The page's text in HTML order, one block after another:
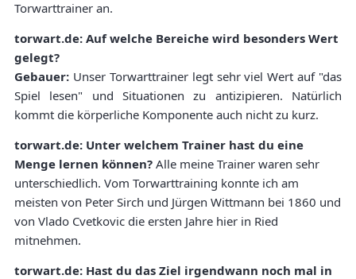
Torwarttrainer an.
torwart.de: Auf welche Bereiche wird besonders Wert
gelegt?
Gebauer: Unser Torwarttrainer legt sehr viel Wert auf "das
Spiel lesen" und Situationen zu antizipieren. Natürlich
kommt die körperliche Komponente auch nicht zu kurz.
torwart.de: Unter welchem Trainer hast du eine
Menge lernen können? Alle meine Trainer waren sehr
unterschiedlich. Vom Torwarttraining konnte ich am
meisten von Peter Sirch und Jürgen Wittmann bei 1860 und
von Vlado Cvetkovic die ersten Jahre hier in Ried
mitnehmen.
torwart.de: Hast du das Ziel irgendwann noch mal in